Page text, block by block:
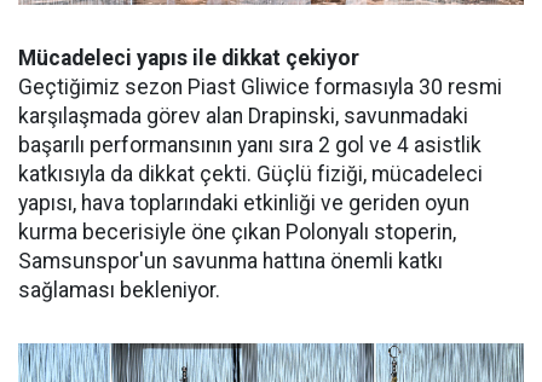
Mücadeleci yapıs ile dikkat çekiyor
Geçtiğimiz sezon Piast Gliwice formasıyla 30 resmi
karşılaşmada görev alan Drapinski, savunmadaki
başarılı performansının yanı sıra 2 gol ve 4 asistlik
katkısıyla da dikkat çekti. Güçlü fiziği, mücadeleci
yapısı, hava toplarındaki etkinliği ve geriden oyun
kurma becerisiyle öne çıkan Polonyalı stoperin,
Samsunspor'un savunma hattına önemli katkı
sağlaması bekleniyor.